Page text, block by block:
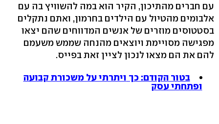
עם חברים מהתיכון, הקיר הוא במה להשוויץ בה עם
אלבומים מהטיול עם הילדים בחרמון, ואתם נתקלים
בסטטוסים מוזרים של אנשים המדווחים שהם יצאו
מפגישה מסויימת ויוצאים מהנחה שממש משעמם
להם את הם מצאו לנכון לציין זאת בפייס.
בטור הקודם: כך ויתרתי על משכורת קבועה
ופתחתי עסק